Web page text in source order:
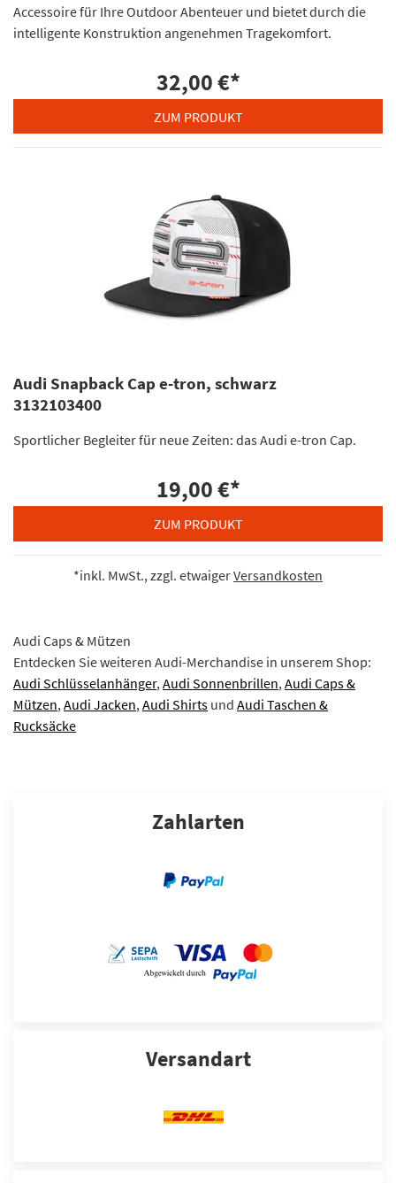
Accessoire für Ihre Outdoor Abenteuer und bietet durch die
intelligente Konstruktion angenehmen Tragekomfort.
32,00 €*
ZUM PRODUKT
Audi Snapback Cap e-tron, schwarz
3132103400
Sportlicher Begleiter für neue Zeiten: das Audi e-tron Cap.
19,00 €*
ZUM PRODUKT
*inkl. MwSt., zzgl. etwaigerVersandkosten
Audi Caps & Mützen
Entdecken Sie weiteren Audi-Merchandise in unserem Shop:
Audi Schlüsselanhänger, Audi Sonnenbrillen, Audi Caps &
Mützen, Audi Jacken, Audi Shirts und Audi Taschen &
Rucksäcke
Zahlarten
Versandart